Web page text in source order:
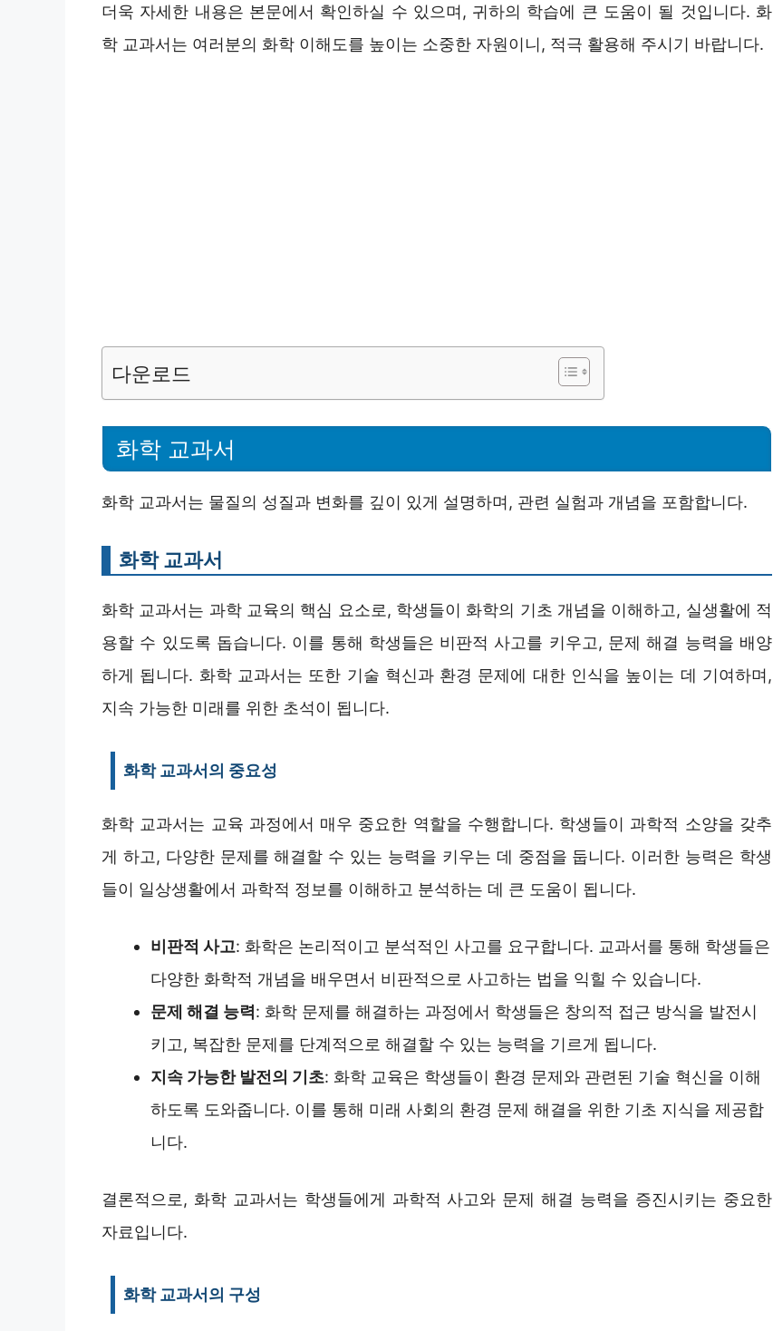
더욱 자세한 내용은 본문에서 확인하실 수 있으며, 귀하의 학습에 큰 도움이 될 것입니다. 화
학 교과서는 여러분의 화학 이해도를 높이는 소중한 자원이니, 적극 활용해 주시기 바랍니다.
다운로드
화학 교과서
화학 교과서는 물질의 성질과 변화를 깊이 있게 설명하며, 관련 실험과 개념을 포함합니다.
화학 교과서
화학 교과서는 과학 교육의 핵심 요소로, 학생들이 화학의 기초 개념을 이해하고, 실생활에 적
용할 수 있도록 돕습니다. 이를 통해 학생들은 비판적 사고를 키우고, 문제 해결 능력을 배양
하게 됩니다. 화학 교과서는 또한 기술 혁신과 환경 문제에 대한 인식을 높이는 데 기여하며,
지속 가능한 미래를 위한 초석이 됩니다.
화학 교과서의 중요성
화학 교과서는 교육 과정에서 매우 중요한 역할을 수행합니다. 학생들이 과학적 소양을 갖추
게 하고, 다양한 문제를 해결할 수 있는 능력을 키우는 데 중점을 둡니다. 이러한 능력은 학생
들이 일상생활에서 과학적 정보를 이해하고 분석하는 데 큰 도움이 됩니다.
비판적 사고: 화학은 논리적이고 분석적인 사고를 요구합니다. 교과서를 통해 학생들은
다양한 화학적 개념을 배우면서 비판적으로 사고하는 법을 익힐 수 있습니다.
문제 해결 능력 : 화학 문제를 해결하는 과정에서 학생들은 창의적 접근 방식을 발전시
키고, 복잡한 문제를 단계적으로 해결할 수 있는 능력을 기르게 됩니다.
지속 가능한 발전의 기초: 화학 교육은 학생들이 환경 문제와 관련된 기술 혁신을 이해
하도록 도와줍니다. 이를 통해 미래 사회의 환경 문제 해결을 위한 기초 지식을 제공합
니다.
결론적으로, 화학 교과서는 학생들에게 과학적 사고와 문제 해결 능력을 증진시키는 중요한
자료입니다.
화학 교과서의 구성